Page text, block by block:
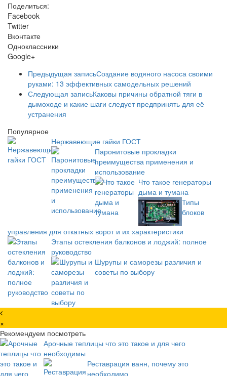
Поделиться:
Facebook
Twitter
Вконтакте
Одноклассники
Google+
Предыдущая записьСоздание водяного насоса своими
руками: 13 эффективных самодельных решений
Следующая записьКаковы причины обратной тяги в
дымоходе и какие шаги следует предпринять для её
устранения
Популярное
Нержавеющие гайки ГОСТ
Паронитовые прокладки
преимущества применения и
использование
Что такое генераторы
дыма и тумана
Типы
блоков
управления для откатных ворот и их характеристики
Этапы остекления балконов и лоджий: полное
руководство
Шурупы и саморезы различия и
советы по выбору
×
Рекомендуем посмотреть
Арочные теплицы что это такое и для чего
необходимы
Реставрация ванн, почему это
необходимо